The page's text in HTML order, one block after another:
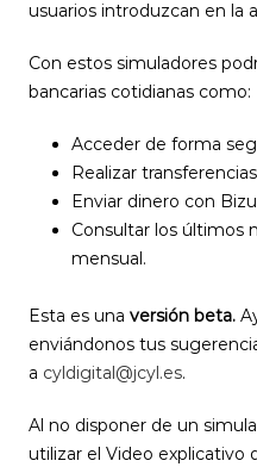
usuarios introduzcan en la
Con estos simuladores
bancarias cotidianas como:
Acceder de forma
Realizar
Enviar dinero con
Consultar los últimos
mensual.
Esta es una versión beta.
enviándonos tus
a cyldigital@jcyl.es.
Al no disponer de un
utilizar el Video explicativo